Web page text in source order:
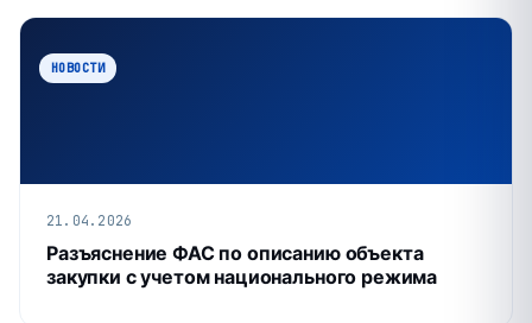
НОВОСТИ
21.04.2026
Разъяснение ФАС по описанию объекта
закупки с учетом национального режима